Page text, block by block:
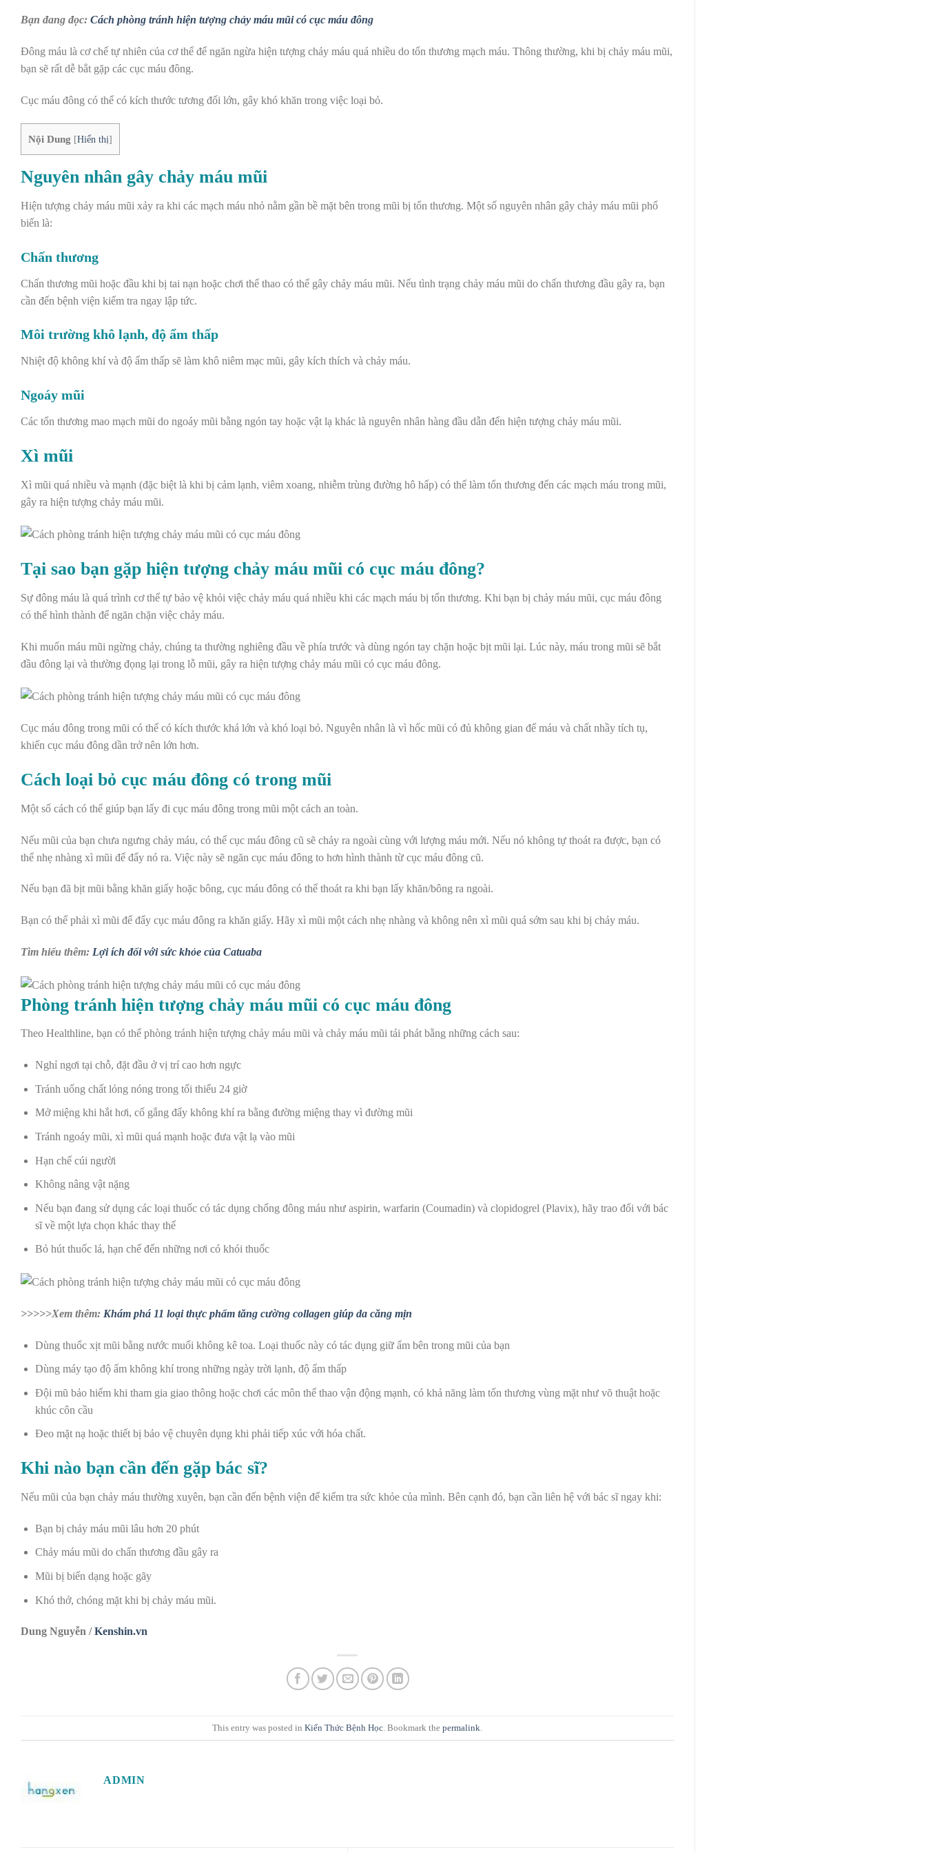
Bạn đang đọc: Cách phòng tránh hiện tượng chảy máu mũi có cục máu đông
Đông máu là cơ chế tự nhiên của cơ thể để ngăn ngừa hiện tượng chảy máu quá nhiều do tổn thương mạch máu. Thông thường, khi bị chảy máu mũi,
bạn sẽ rất dễ bắt gặp các cục máu đông.
Cục máu đông có thể có kích thước tương đối lớn, gây khó khăn trong việc loại bỏ.
Nội Dung [Hiển thị]
Nguyên nhân gây chảy máu mũi
Hiện tượng chảy máu mũi xảy ra khi các mạch máu nhỏ nằm gần bề mặt bên trong mũi bị tổn thương. Một số nguyên nhân gây chảy máu mũi phổ
biến là:
Chấn thương
Chấn thương mũi hoặc đầu khi bị tai nạn hoặc chơi thể thao có thể gây chảy máu mũi. Nếu tình trạng chảy máu mũi do chấn thương đầu gây ra, bạn
cần đến bệnh viện kiểm tra ngay lập tức.
Môi trường khô lạnh, độ ẩm thấp
Nhiệt độ không khí và độ ẩm thấp sẽ làm khô niêm mạc mũi, gây kích thích và chảy máu.
Ngoáy mũi
Các tổn thương mao mạch mũi do ngoáy mũi bằng ngón tay hoặc vật lạ khác là nguyên nhân hàng đầu dẫn đến hiện tượng chảy máu mũi.
Xì mũi
Xì mũi quá nhiều và mạnh (đặc biệt là khi bị cảm lạnh, viêm xoang, nhiễm trùng đường hô hấp) có thể làm tổn thương đến các mạch máu trong mũi,
gây ra hiện tượng chảy máu mũi.
Tại sao bạn gặp hiện tượng chảy máu mũi có cục máu đông?
Sự đông máu là quá trình cơ thể tự bảo vệ khỏi việc chảy máu quá nhiều khi các mạch máu bị tổn thương. Khi bạn bị chảy máu mũi, cục máu đông
có thể hình thành để ngăn chặn việc chảy máu.
Khi muốn máu mũi ngừng chảy, chúng ta thường nghiêng đầu về phía trước và dùng ngón tay chặn hoặc bịt mũi lại. Lúc này, máu trong mũi sẽ bắt
đầu đông lại và thường đọng lại trong lỗ mũi, gây ra hiện tượng chảy máu mũi có cục máu đông.
Cục máu đông trong mũi có thể có kích thước khá lớn và khó loại bỏ. Nguyên nhân là vì hốc mũi có đủ không gian để máu và chất nhầy tích tụ,
khiến cục máu đông dần trở nên lớn hơn.
Cách loại bỏ cục máu đông có trong mũi
Một số cách có thể giúp bạn lấy đi cục máu đông trong mũi một cách an toàn.
Nếu mũi của bạn chưa ngưng chảy máu, có thể cục máu đông cũ sẽ chảy ra ngoài cùng với lượng máu mới. Nếu nó không tự thoát ra được, bạn có
thể nhẹ nhàng xì mũi để đẩy nó ra. Việc này sẽ ngăn cục máu đông to hơn hình thành từ cục máu đông cũ.
Nếu bạn đã bịt mũi bằng khăn giấy hoặc bông, cục máu đông có thể thoát ra khi bạn lấy khăn/bông ra ngoài.
Bạn có thể phải xì mũi để đẩy cục máu đông ra khăn giấy. Hãy xì mũi một cách nhẹ nhàng và không nên xì mũi quá sớm sau khi bị chảy máu.
Tìm hiểu thêm: Lợi ích đối với sức khỏe của Catuaba
Phòng tránh hiện tượng chảy máu mũi có cục máu đông
Theo Healthline, bạn có thể phòng tránh hiện tượng chảy máu mũi và chảy máu mũi tái phát bằng những cách sau:
Nghỉ ngơi tại chỗ, đặt đầu ở vị trí cao hơn ngực
Tránh uống chất lỏng nóng trong tối thiểu 24 giờ
Mở miệng khi hắt hơi, cố gắng đẩy không khí ra bằng đường miệng thay vì đường mũi
Tránh ngoáy mũi, xì mũi quá mạnh hoặc đưa vật lạ vào mũi
Hạn chế cúi người
Không nâng vật nặng
Nếu bạn đang sử dụng các loại thuốc có tác dụng chống đông máu như aspirin, warfarin (Coumadin) và clopidogrel (Plavix), hãy trao đổi với bác
sĩ về một lựa chọn khác thay thế
Bỏ hút thuốc lá, hạn chế đến những nơi có khói thuốc
>>>>>Xem thêm: Khám phá 11 loại thực phẩm tăng cường collagen giúp da căng mịn
Dùng thuốc xịt mũi bằng nước muối không kê toa. Loại thuốc này có tác dụng giữ ẩm bên trong mũi của bạn
Dùng máy tạo độ ẩm không khí trong những ngày trời lạnh, độ ẩm thấp
Đội mũ bảo hiểm khi tham gia giao thông hoặc chơi các môn thể thao vận động mạnh, có khả năng làm tổn thương vùng mặt như võ thuật hoặc
khúc côn cầu
Đeo mặt nạ hoặc thiết bị bảo vệ chuyên dụng khi phải tiếp xúc với hóa chất.
Khi nào bạn cần đến gặp bác sĩ?
Nếu mũi của bạn chảy máu thường xuyên, bạn cần đến bệnh viện để kiểm tra sức khỏe của mình. Bên cạnh đó, bạn cần liên hệ với bác sĩ ngay khi:
Bạn bị chảy máu mũi lâu hơn 20 phút
Chảy máu mũi do chấn thương đầu gây ra
Mũi bị biến dạng hoặc gãy
Khó thở, chóng mặt khi bị chảy máu mũi.
Dung Nguyễn /Kenshin.vn
This entry was posted in Kiến Thức Bệnh Học . Bookmark the permalink
ADMIN